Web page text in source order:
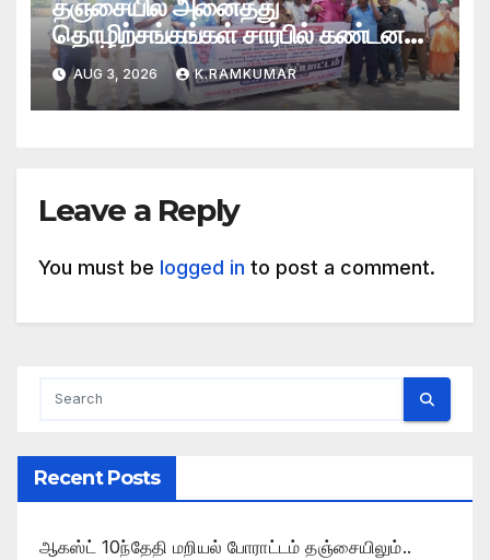
தஞ்சையில் அனைத்து
தொழிற்சங்கங்கள் சார்பில் கண்டன
ஆர்ப்பாட்டம்
AUG 3, 2026 K.RAMKUMAR
Leave a Reply
You must be logged in to post a comment.
Recent Posts
ஆகஸ்ட் 10ந்தேதி மறியல் போராட்டம் தஞ்சையிலும்..